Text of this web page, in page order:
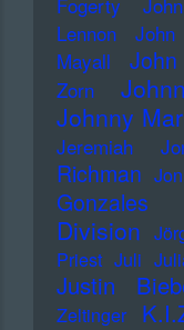
Lennon
John
Mayall
Zorn
Johnny
Jeremiah
Richman
Gonzales
Division
Priest Juli
Justin
Zeltinger